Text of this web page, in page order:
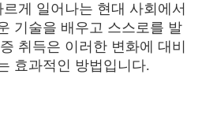
게 일어나는 현대 사회에서
기술을 배우고 스스로를 발
취득은 이러한 변화에 대비
효과적인 방법입니다.